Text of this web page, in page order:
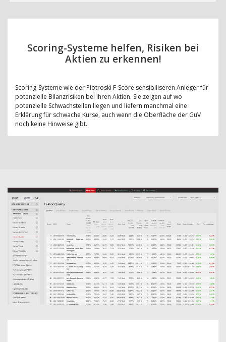
Scoring-Systeme helfen, Risiken bei
Aktien zu erkennen!
Scoring-Systeme wie der Piotroski F-Score sensibiliseren Anleger für
potenzielle Bilanzrisiken bei ihren Aktien. Sie zeigen auf wo
potenzielle Schwachstellen liegen und liefern manchmal eine
Erklärung für schwache Kurse, auch wenn die Oberfläche der GuV
noch keine Hinweise gibt.